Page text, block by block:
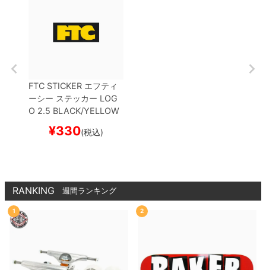
FTC STICKER エフティ
ーシー ステッカー LOG
O 2.5 BLACK/YELLOW
¥330(税込)
RANKING 週間ランキング
1 2